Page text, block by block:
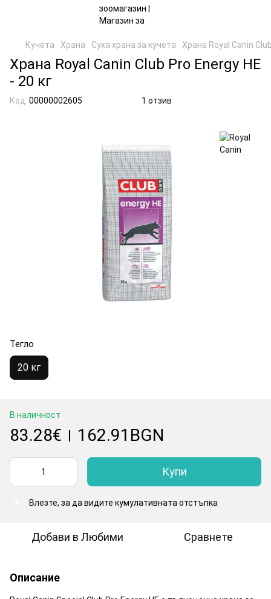
Кучета Храна Суха храна за кучета Храна Royal Canin
Храна Royal Canin Club Pro Energy HE
- 20 кг
Код: 00000002605 1 отзив
Тегло
20 кг
В наличност
83.28€ | 162.91BGN
Купи
Влезте, за да видите кумулативната отстъпка
Добави в Любими Сравнете
Описание